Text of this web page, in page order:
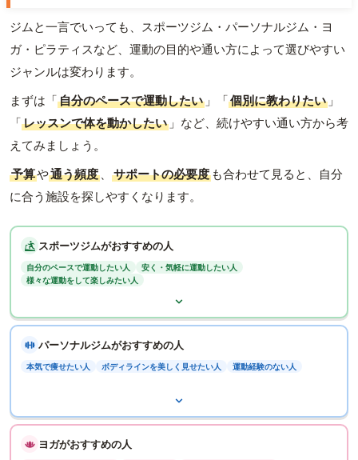
ジムと一言でいっても、スポーツジム・パーソナルジム・ヨ
ガ・ピラティスなど、運動の目的や通い方によって選びやすい
ジャンルは変わります。
まずは「自分のペースで運動したい 」「個別に教わりたい 」
「レッスンで体を動かしたい 」など、続けやすい通い方から考
えてみましょう。
予算や通う頻度 、 サポートの必要度 も合わせて見ると、自分
に合う施設を探しやすくなります。
スポーツジムがおすすめの人
自分のペースで運動したい人
安く・気軽に運動したい人
様々な運動をして楽しみたい人
パーソナルジムがおすすめの人
本気で痩せたい人 ボディラインを美しく見せたい人 運動経験のない人
ヨガがおすすめの人